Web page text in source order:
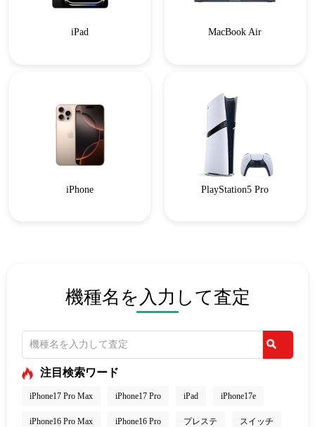
iPad MacBook Air
iPhone PlayStation5 Pro
機種名を入力して査定
注目検索ワード
iPhone17 Pro Max iPhone17 Pro iPad iPhone17e
iPhone16 Pro Max iPhone16 Pro プレステ スイッチ